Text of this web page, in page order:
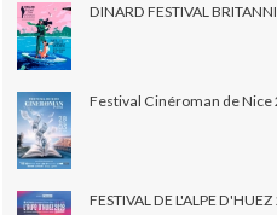
DINARD FESTIVAL
Festival Cinéroman de Nice
FESTIVAL DE L'ALPE